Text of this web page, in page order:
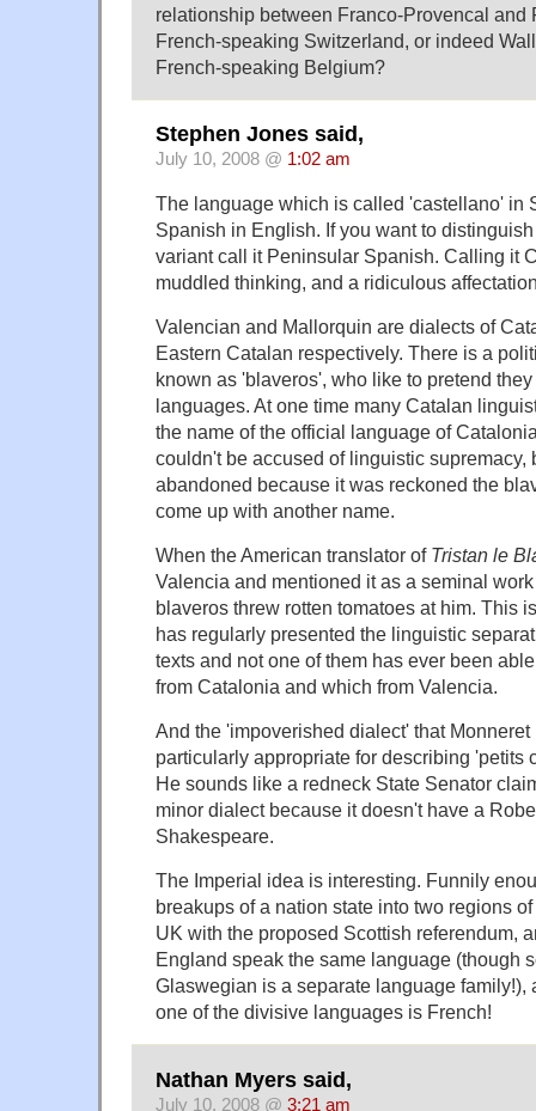
relationship between Franco-Provencal and
French-speaking Switzerland, or indeed
French-speaking Belgium?
Stephen Jones said,
July 10, 2008 @ 1:02 am
The language which is called 'castellano' in
Spanish in English. If you want to
variant call it Peninsular Spanish. Calling it
muddled thinking, and a ridiculous
Valencian and Mallorquin are dialects of
Eastern Catalan respectively. There is a
known as 'blaveros', who like to pretend
languages. At one time many Catalan
the name of the official language of
couldn't be accused of linguistic supremacy,
abandoned because it was reckoned the
come up with another name.
When the American translator of Tristan le
Valencia and mentioned it as a seminal
blaveros threw rotten tomatoes at him. This
has regularly presented the linguistic
texts and not one of them has ever been
from Catalonia and which from Valencia.
And the 'impoverished dialect' that Monneret
particularly appropriate for describing 'petits
He sounds like a redneck State Senator
minor dialect because it doesn't have a
Shakespeare.
The Imperial idea is interesting. Funnily
breakups of a nation state into two regions
UK with the proposed Scottish referendum,
England speak the same language (though
Glaswegian is a separate language family!),
one of the divisive languages is French!
Nathan Myers said,
July 10, 2008 @ 3:21 am